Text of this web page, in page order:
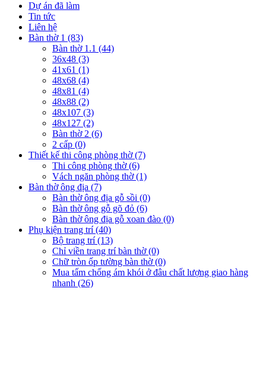
Dự án đã làm
Tin tức
Liên hệ
Bàn thờ 1 (83)
Bàn thờ 1.1 (44)
36x48 (3)
41x61 (1)
48x68 (4)
48x81 (4)
48x88 (2)
48x107 (3)
48x127 (2)
Bàn thờ 2 (6)
2 cấp (0)
Thiết kế thi công phòng thờ (7)
Thi công phòng thờ (6)
Vách ngăn phòng thờ (1)
Bàn thờ ông địa (7)
Bàn thờ ông địa gỗ sồi (0)
Bàn thờ ông gỗ gõ đỏ (6)
Bàn thờ ông địa gỗ xoan đào (0)
Phụ kiện trang trí (40)
Bộ trang trí (13)
Chỉ viền trang trí bàn thờ (0)
Chữ tròn ốp tường bàn thờ (0)
Mua tấm chống ám khói ở đâu chất lượng giao hàng
nhanh (26)